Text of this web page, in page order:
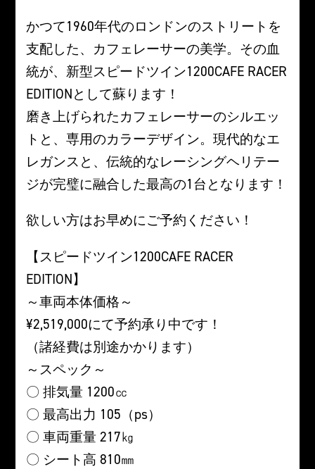
かつて1960年代のロンドンのストリートを
支配した、カフェレーサーの美学。その血
統が、新型スピードツイン1200CAFE RACER
EDITIONとして蘇ります！
磨き上げられたカフェレーサーのシルエッ
トと、専用のカラーデザイン。現代的なエ
レガンスと、伝統的なレーシングヘリテー
ジが完璧に融合した最高の1台となります！
欲しい方はお早めにご予約ください！
【スピードツイン1200CAFE RACER
EDITION】
～車両本体価格～
¥2,519,000にて予約承り中です！
（諸経費は別途かかります）
～スペック～
〇 排気量 1200㏄
〇 最高出力 105（ps）
〇 車両重量 217㎏
〇 シート高 810㎜